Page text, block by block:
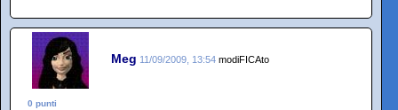
Meg 11/09/2009, 13:54 modiFICAto
0 punti